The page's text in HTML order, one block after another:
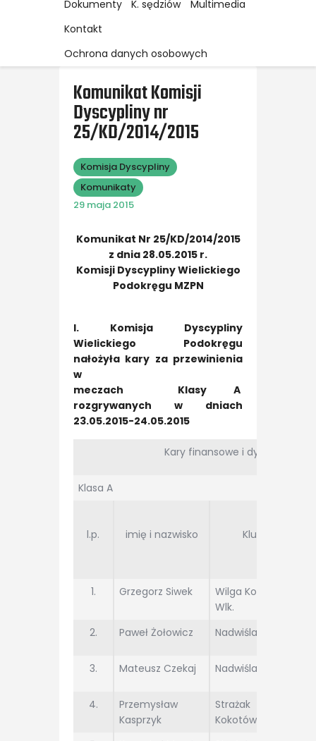
Dokumenty
K. sędziów
Multimedia
Kontakt
Ochrona danych osobowych
Komunikat Komisji
Dyscypliny nr
25/KD/2014/2015
Komisja Dyscypliny
Komunikaty
29 maja 2015
Komunikat Nr 25/KD/2014/2015
z dnia 28.05.2015 r.
Komisji Dyscypliny Wielickiego
Podokręgu MZPN
I. Komisja Dyscypliny
Wielickiego Podokręgu
nałożyła kary za przewinienia
w
meczach Klasy A
rozgrywanych w dniach
23.05.2015-24.05.2015
Kary finansowe i
Klasa A
l.p. imię i nazwisko Klub
1. Grzegorz Siwek
Wilga Koźmice
Wlk.
2.
Paweł Żołowicz Nadwiślanka
3. Mateusz Czekaj Nadwiślanka
4.
Przemysław
Kasprzyk
Strażak
Kokotów